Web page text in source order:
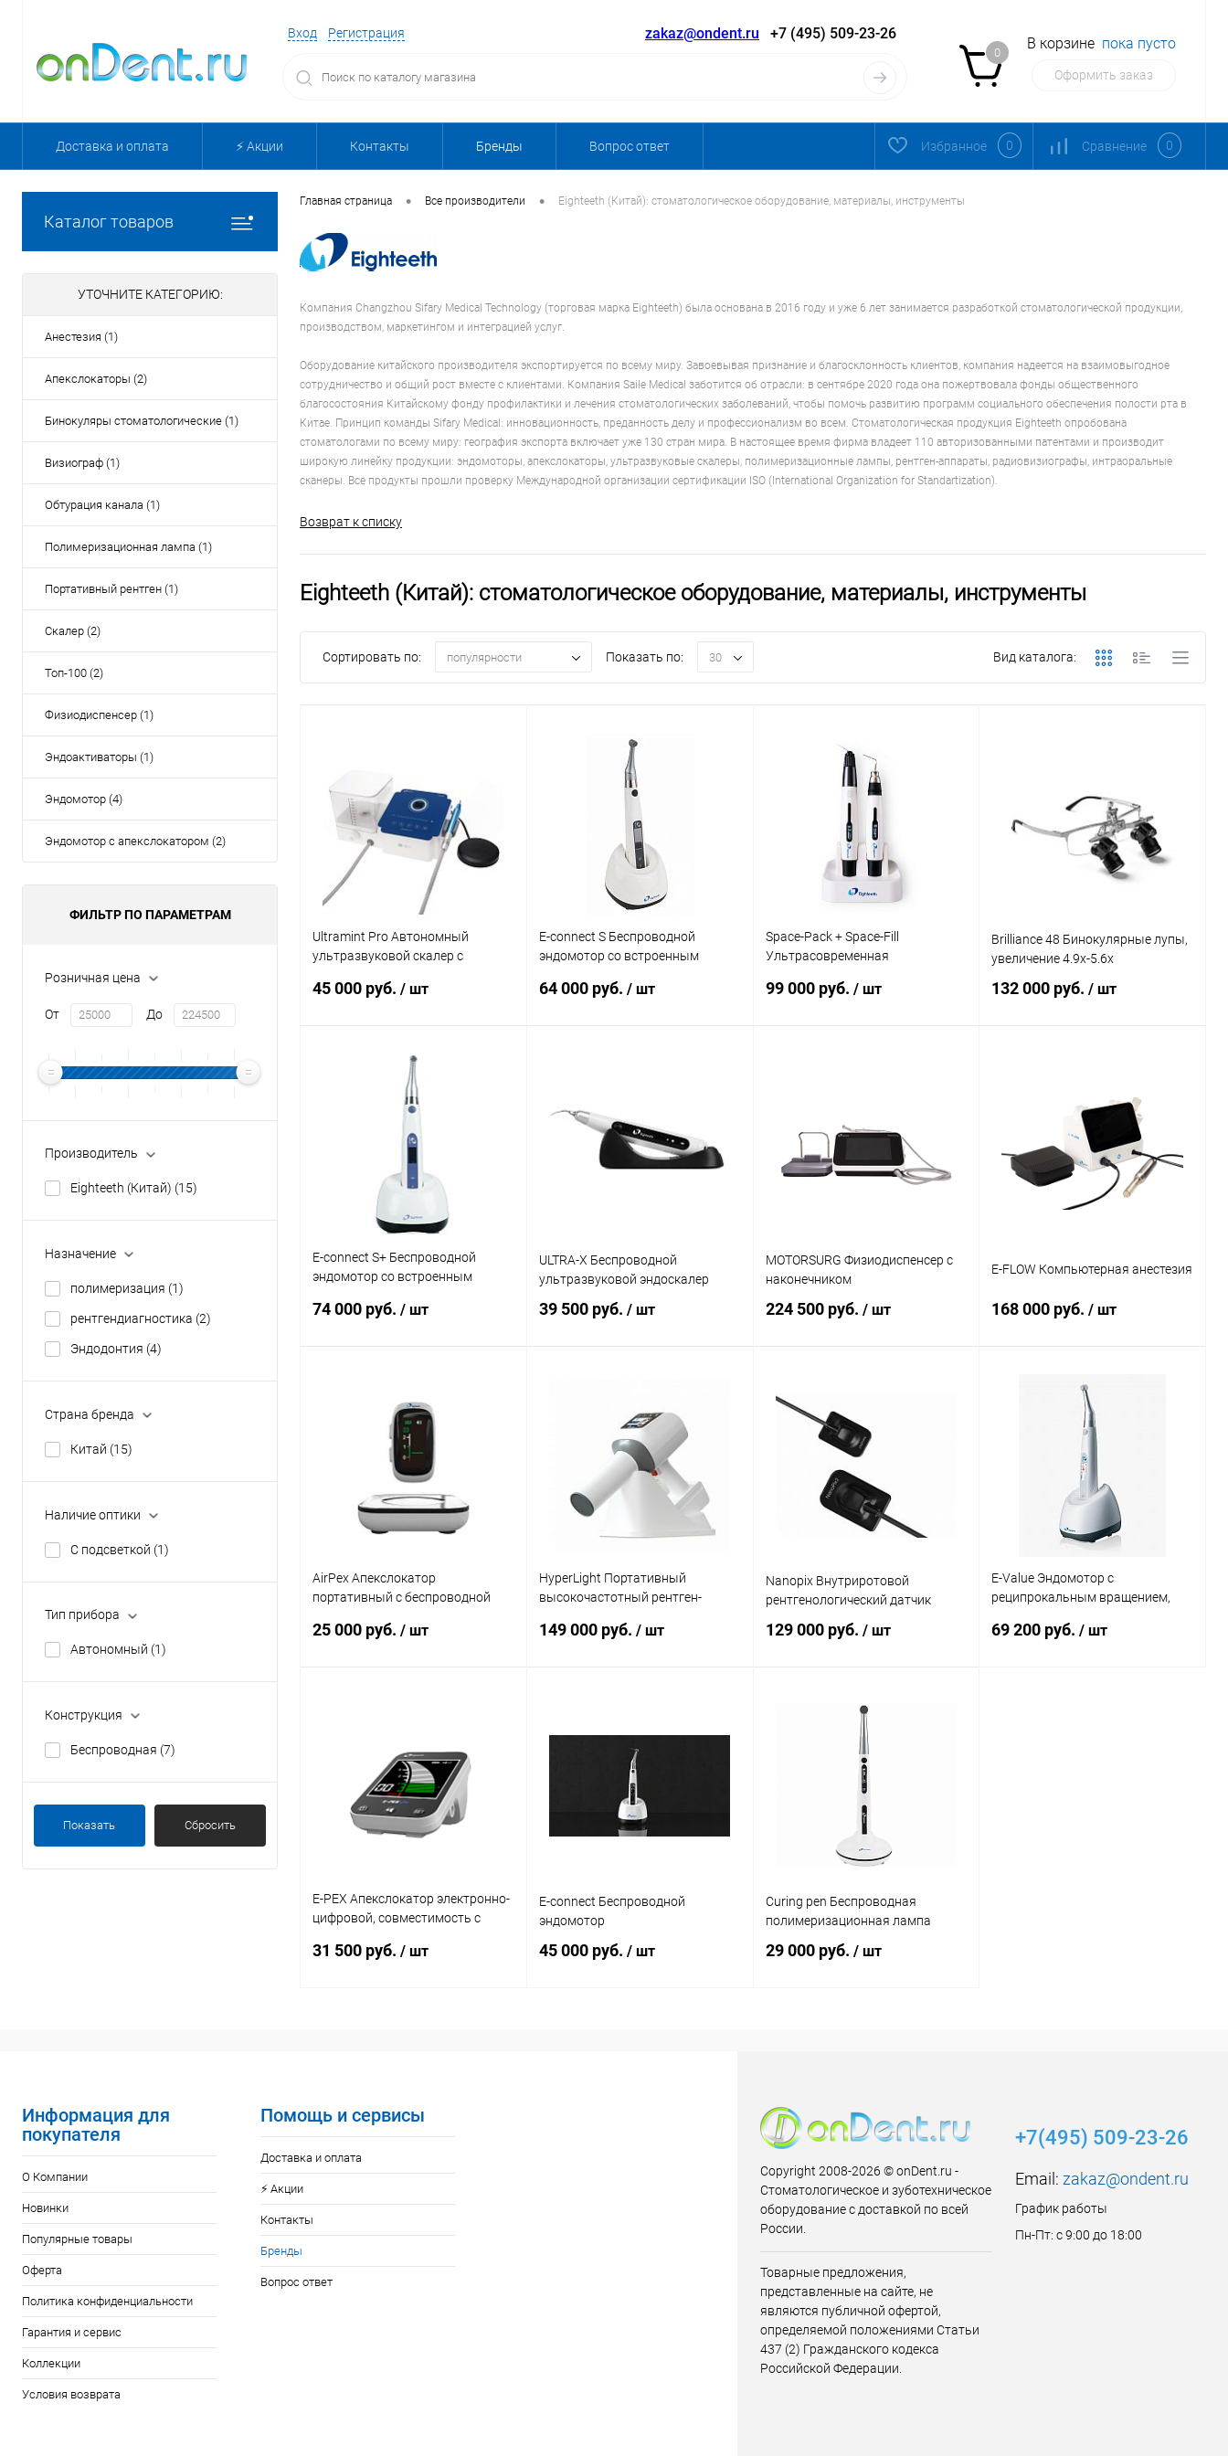
Вход Регистрация zakaz@ondent.ru +7 (495) 509-23-26
0
В корзине пока пусто
Оформить заказ
Доставка и оплата ⚡️ Акции Контакты Бренды Вопрос ответ Избранное 0 Сравнение 0
Каталог товаров
УТОЧНИТЕ КАТЕГОРИЮ:
Анестезия (1)
Апекслокаторы (2)
Бинокуляры стоматологические (1)
Визиограф (1)
Обтурация канала (1)
Полимеризационная лампа (1)
Портативный рентген (1)
Скалер (2)
Топ-100 (2)
Физиодиспенсер (1)
Эндоактиваторы (1)
Эндомотор (4)
Эндомотор с апекслокатором (2)
ФИЛЬТР ПО ПАРАМЕТРАМ
Розничная цена
От До
Производитель
Eighteeth (Китай) (15)
Назначение
полимеризация (1)
рентгендиагностика (2)
Эндодонтия (4)
Страна бренда
Китай (15)
Наличие оптики
С подсветкой (1)
Тип прибора
Автономный (1)
Конструкция
Беспроводная (7)
Показать Сбросить
Главная страница • Все производители • Eighteeth (Китай): стоматологическое оборудование, материалы, инструменты
Компания Changzhou Sifary Medical Technology (торговая марка Eighteeth) была основана в 2016 году и уже 6 лет занимается разработкой стоматологической продукции,
производством, маркетингом и интеграцией услуг.
Оборудование китайского производителя экспортируется по всему миру. Завоевывая признание и благосклонность клиентов, компания надеется на взаимовыгодное
сотрудничество и общий рост вместе с клиентами. Компания Saile Medical заботится об отрасли: в сентябре 2020 года она пожертвовала фонды общественного
благосостояния Китайскому фонду профилактики и лечения стоматологических заболеваний, чтобы помочь развитию программ социального обеспечения полости рта в
Китае. Принцип команды Sifary Medical: инновационность, преданность делу и профессионализм во всем. Стоматологическая продукция Eighteeth опробована
стоматологами по всему миру: география экспорта включает уже 130 стран мира. В настоящее время фирма владеет 110 авторизованными патентами и производит
широкую линейку продукции: эндомоторы, апекслокаторы, ультразвуковые скалеры, полимеризационные лампы, рентген-аппараты, радиовизиографы, интраоральные
сканеры. Все продукты прошли проверку Международной организации сертификации ISO (International Organization for Standartization).
Возврат к списку
Eighteeth (Китай): стоматологическое оборудование, материалы, инструменты
Сортировать по: популярности Показать по: 30 Вид каталога:
Ultramint Pro Автономный
ультразвуковой скалер с
45 000 руб. / шт
В корзину
Купить в 1 клик
E-connect S Беспроводной
эндомотор со встроенным
64 000 руб. / шт
Купить в 1 клик
В избранное В наличии
Space-Pack + Space-Fill
Ультрасовременная
99 000 руб. / шт
В избранное Недоступно
Brilliance 48 Бинокулярные лупы,
увеличение 4.9х-5.6х
132 000 руб./ шт
Купить в 1 клик Сравнение
В избранное В наличии
E-connect S+ Беспроводной
эндомотор со встроенным
дисплеем
74 000 руб. / шт
Купить в 1 клик
В избранное
ULTRA-X Беспроводной
ультразвуковой эндоскалер
39 500 руб. / шт
Купить в 1 клик Сравнение
В избранное В наличии
MOTORSURG Физиодиспенсер с
наконечником
224 500 руб. / шт
Купить в 1 клик
E-FLOW Компьютерная анестезия
168 000 руб./ шт
Подписаться
Купить в 1 клик
AirPex Апекслокатор
портативный с беспроводной
25 000 руб. / шт
Купить в 1 клик Сравнение
В избранное Недоступно
HyperLight Портативный
высокочастотный рентген-
149 000 руб. / шт
Купить в 1 клик
Nanopix Внутриротовой
рентгенологический датчик
129 000 руб. / шт
В корзину
Купить в 1 клик
E-Value Эндомотор с
реципрокальным вращением,
69 200 руб./ шт
E-PEX Апекслокатор электронно-
цифровой, совместимость с
31 500 руб. / шт
E-connect Беспроводной
эндомотор
45 000 руб. / шт
Curing pen Беспроводная
полимеризационная лампа
29 000 руб. / шт
В избранное
Информация для
покупателя
О Компании
Новинки
Популярные товары
Оферта
Политика конфиденциальности
Гарантия и сервис
Коллекции
Условия возврата
Помощь и сервисы
Доставка и оплата
⚡️ Акции
Контакты
Бренды
Вопрос ответ
Copyright 2008-2026 © onDent.ru -
Стоматологическое и зуботехническое
оборудование с доставкой по всей
России.
Товарные предложения,
представленные на сайте, не
являются публичной офертой,
определяемой положениями Статьи
437 (2) Гражданского кодекса
Российской Федерации.
+7(495) 509-23-26
Email: zakaz@ondent.ru
График работы
Пн-Пт: с 9:00 до 18:00